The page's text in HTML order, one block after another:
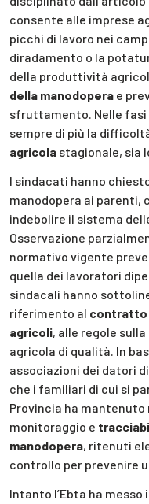
consente alle imprese
picchi di lavoro nei
diradamento o la
della produttività
della manodopera e
sfruttamento. Nelle
sempre di più la
agricola stagionale, sia
I sindacati hanno
manodopera ai parenti,
indebolire il sistema
Osservazione
normativo vigente
quella dei lavoratori
sindacali hanno
riferimento al contratto
agricoli, alle regole
agricola di qualità. In
associazioni dei datori
che i familiari di cui si
Provincia ha
monitoraggio e
manodopera, ritenuti
controllo per prevenire
Intanto l’Ebta ha